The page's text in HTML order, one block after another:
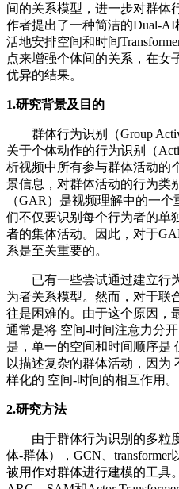
间的关系模型，进一步对群体
作者提出了一种简洁的Dual-
活地安排空间和时间
点来增强个体间的关系，在女
优异的结果。
1.研究背景及目的
群体行为识别（Group
关于个体动作的行为识别（
析视频中所有参与群体活动的
景信息，对群体活动的行为类
（GAR）是视频理解中的一
们不仅要识别每个行为者的单
者的集体活动。因此，对于
系是至关重要的。
已有一些尝试通过建立行
为者关系模型。然而，对于联
往是困难的。由于这个原因，
通常是将 空间-时间注意力分
是，单一的空间和时间顺序是
以描述复杂的群体活动，因为
样化的 空间-时间的相互作用。
2.研究方法
由于群体行为识别的多粒
体-群体），GCN、transformer
被用作对群体进行建模的工具